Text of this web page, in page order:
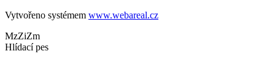
Vytvořeno systémem www.webareal.cz
MzZiZm
Hlídací pes